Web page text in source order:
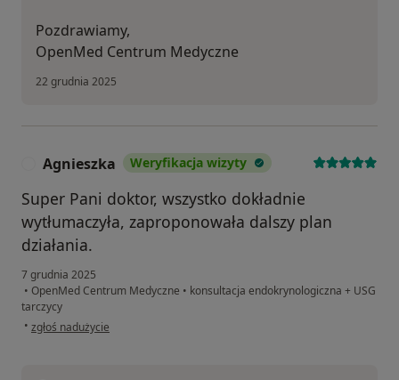
Pozdrawiamy,
OpenMed Centrum Medyczne
22 grudnia 2025
Agnieszka Weryfikacja wizyty
Super Pani doktor, wszystko dokładnie
wytłumaczyła, zaproponowała dalszy plan
działania.
7 grudnia 2025
• OpenMed Centrum Medyczne • konsultacja endokrynologiczna + USG
tarczycy
• w opinii użytkownika Agnieszka
zgłoś nadużycie